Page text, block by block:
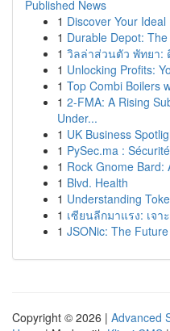
Published News
1 Discover Your
1 Durable Depot:
1 วิลล่าส่วนตัว พัทยา:
1 Unlocking Profits:
1 Top Combi Boilers
1 2-FMA: A Rising
Under...
1 UK Business
1 PySec.ma :
1 Rock Gnome Bard:
1 Blvd. Health
1 Understanding
1 เซียนลีกมาแรง: เจ
1 JSONic: The
Copyright © 2026 | Advanced